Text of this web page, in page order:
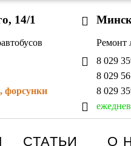
14/1
форсунки
Ремонт
8 029
8 029
8 029
СТАТЬИ О